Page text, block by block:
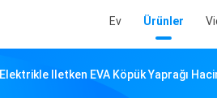
Ev Ürünler
Elektrikle Iletken EVA Köpük Yaprağı